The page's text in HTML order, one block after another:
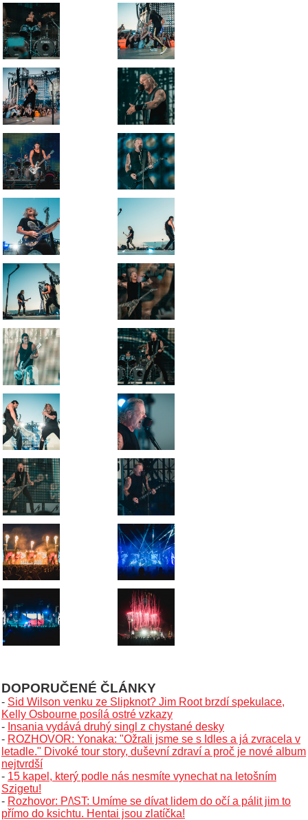
DOPORUČENÉ ČLÁNKY
- Sid Wilson venku ze Slipknot? Jim Root brzdí spekulace,
Kelly Osbourne posílá ostré vzkazy
- Insania vydává druhý singl z chystané desky
- ROZHOVOR: Yonaka: "Ožrali jsme se s Idles a já zvracela v
letadle." Divoké tour story, duševní zdraví a proč je nové album
nejtvrdší
- 15 kapel, který podle nás nesmíte vynechat na letošním
Szigetu!
- Rozhovor: P/\ST: Umíme se dívat lidem do očí a pálit jim to
přímo do ksichtu. Hentai jsou zlatíčka!